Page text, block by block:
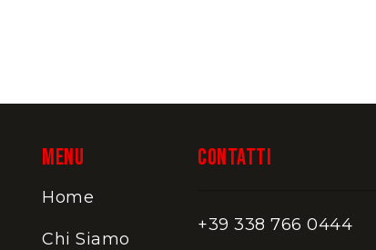
MENU
Home
Chi Siamo
CONTATTI
+39 338 766 0444